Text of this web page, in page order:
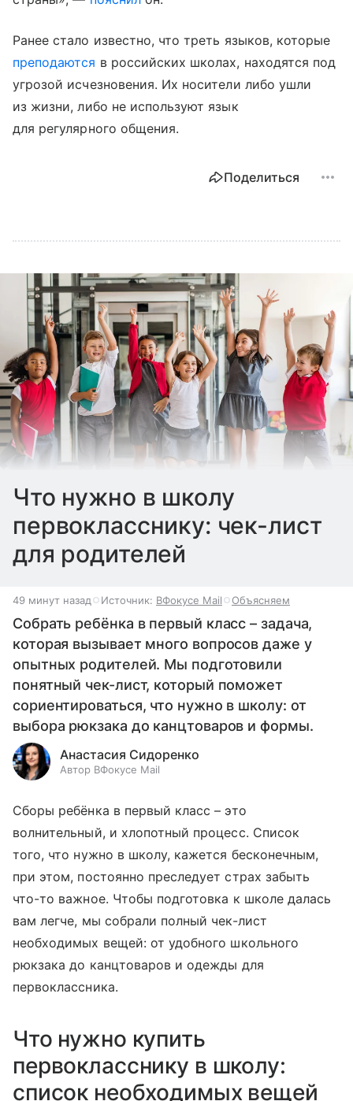
Ранее стало известно, что треть языков, которые
преподаются в российских школах, находятся под
угрозой исчезновения. Их носители либо ушли
из жизни, либо не используют язык
для регулярного общения.
Поделиться
Что нужно в школу
первокласснику: чек-лист
для родителей
49 минут назад Источник: ВФокусе Mail Объясняем
Собрать ребёнка в первый класс – задача,
которая вызывает много вопросов даже у
опытных родителей. Мы подготовили
понятный чек-лист, который поможет
сориентироваться, что нужно в школу: от
выбора рюкзака до канцтоваров и формы.
Анастасия Сидоренко
Автор ВФокусе Mail
Сборы ребёнка в первый класс – это
волнительный, и хлопотный процесс. Список
того, что нужно в школу, кажется бесконечным,
при этом, постоянно преследует страх забыть
что-то важное. Чтобы подготовка к школе далась
вам легче, мы собрали полный чек-лист
необходимых вещей: от удобного школьного
рюкзака до канцтоваров и одежды для
первоклассника.
Что нужно купить
первокласснику в школу:
список необходимых вещей